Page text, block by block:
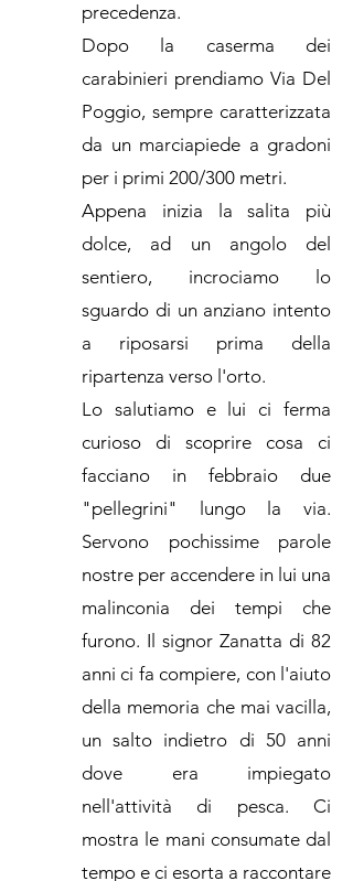
precedenza.
Dopo la caserma dei
carabinieri prendiamo Via Del
Poggio, sempre caratterizzata
da un marciapiede a gradoni
per i primi 200/300 metri.
Appena inizia la salita più
dolce, ad un angolo del
sentiero, incrociamo lo
sguardo di un anziano intento
a riposarsi prima della
ripartenza verso l'orto.
Lo salutiamo e lui ci ferma
curioso di scoprire cosa ci
facciano in febbraio due
"pellegrini" lungo la via.
Servono pochissime parole
nostre per accendere in lui una
malinconia dei tempi che
furono. Il signor Zanatta di 82
anni ci fa compiere, con l'aiuto
della memoria che mai vacilla,
un salto indietro di 50 anni
dove era impiegato
nell'attività di pesca. Ci
mostra le mani consumate dal
tempo e ci esorta a raccontare